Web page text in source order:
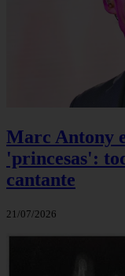
Marc Antony
'princesas':
cantante
21/07/2026